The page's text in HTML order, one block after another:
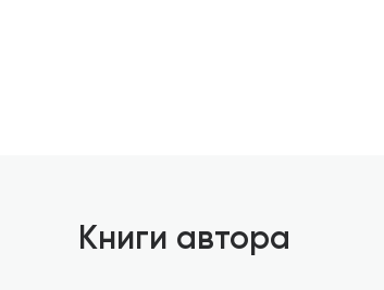
Книги автора